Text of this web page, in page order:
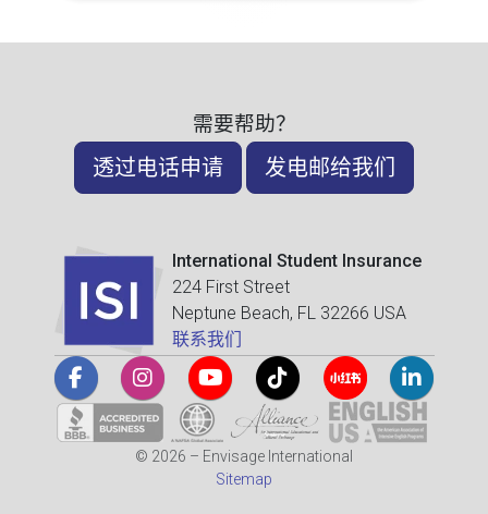
需要帮助？
透过电话申请 发电邮给我们
International Student Insurance
224 First Street
Neptune Beach, FL 32266 USA
联系我们
© 2026 – Envisage International
Sitemap